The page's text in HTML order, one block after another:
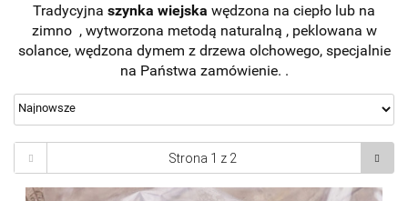
Tradycyjna szynka wiejska wędzona na ciepło lub na
zimno , wytworzona metodą naturalną , peklowana w
solance, wędzona dymem z drzewa olchowego, specjalnie
na Państwa zamówienie. .